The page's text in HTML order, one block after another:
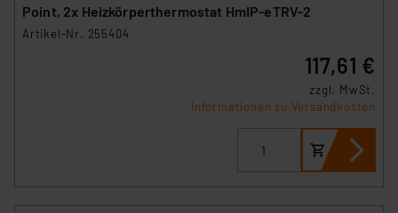
Point, 2x Heizkörperthermostat HmIP-eTRV-2
Artikel-Nr. 255404
117,61 €
zzgl. MwSt.
Informationen zu Versandkosten